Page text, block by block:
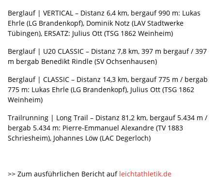
Berglauf | VERTICAL – Distanz 6,4 km, bergauf 990 m: Lukas
Ehrle (LG Brandenkopf), Dominik Notz (LAV Stadtwerke
Tübingen), ERSATZ: Julius Ott (TSG 1862 Weinheim)
Berglauf | U20 CLASSIC – Distanz 7,8 km, 397 m bergauf / 397
m bergab Benedikt Rindle (SV Ochsenhausen)
Berglauf | CLASSIC – Distanz 14,3 km, bergauf 775 m / bergab
775 m: Lukas Ehrle (LG Brandenkopf), Julius Ott (TSG 1862
Weinheim)
Trailrunning | Long Trail – Distanz 81,2 km, bergauf 5.434 m /
bergab 5.434 m: Pierre-Emmanuel Alexandre (TV 1883
Schriesheim), Johannes Löw (LAC Degerloch)
>> Zum ausführlichen Bericht auf leichtathletik.de